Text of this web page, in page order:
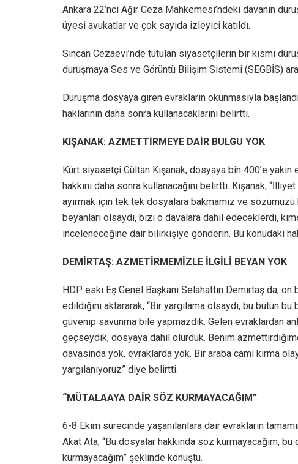
Ankara 22’nci Ağır Ceza Mahkemesi’ndeki davanın
üyesi avukatlar ve çok sayıda izleyici katıldı.
Sincan Cezaevi’nde tutulan siyasetçilerin bir kısmı
duruşmaya Ses ve Görüntü Bilişim Sistemi (SEGBİS)
Duruşma dosyaya giren evrakların okunmasıyla
haklarının daha sonra kullanacaklarını belirtti.
KIŞANAK: AZMETTİRMEYE DAİR BULGU YOK
Kürt siyasetçi Gültan Kışanak, dosyaya bin 400’e
hakkını daha sonra kullanacağını belirtti. Kışanak,
ayırmak için tek tek dosyalara bakmamız ve
beyanları olsaydı, bizi o davalara dahil edeceklerdi,
inceleneceğine dair bilirkişiye gönderin. Bu konudaki
DEMİRTAŞ: AZMETİRMEMİZLE İLGİLİ BEYAN YOK
HDP eski Eş Genel Başkanı Selahattin Demirtaş da,
edildiğini aktararak, “Bir yargılama olsaydı, bu bütün
güvenip savunma bile yapmazdık. Gelen evraklardan
geçseydik, dosyaya dahil olurduk. Benim
davasında yok, evraklarda yok. Bir araba camı kırma
yargılanıyoruz” diye belirtti.
“MÜTALAAYA DAİR SÖZ KURMAYACAĞIM”
6-8 Ekim sürecinde yaşanılanlara dair evrakların
Akat Ata, “Bu dosyalar hakkında söz kurmayacağım,
kurmayacağım” şeklinde konuştu.